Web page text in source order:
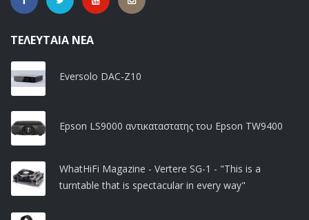
ΤΕΛΕΥΤΑΊΑ ΝΈΑ
Eversolo DAC-Z10
Epson LS9000 αντικαταστατης του Epson TW9400
WhatHiFi Magazine - Vertere SG-1 - "This is a
turntable that is spectacular in every way"